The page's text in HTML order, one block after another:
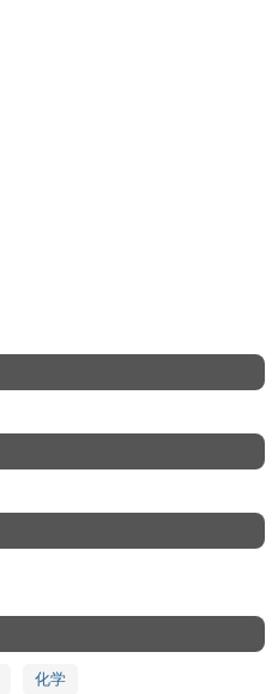
化学